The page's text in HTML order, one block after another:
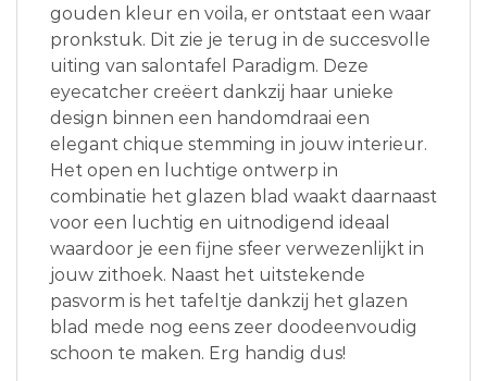
gouden kleur en voila, er ontstaat een waar
pronkstuk. Dit zie je terug in de succesvolle
uiting van salontafel Paradigm. Deze
eyecatcher creëert dankzij haar unieke
design binnen een handomdraai een
elegant chique stemming in jouw interieur.
Het open en luchtige ontwerp in
combinatie het glazen blad waakt daarnaast
voor een luchtig en uitnodigend ideaal
waardoor je een fijne sfeer verwezenlijkt in
jouw zithoek. Naast het uitstekende
pasvorm is het tafeltje dankzij het glazen
blad mede nog eens zeer doodeenvoudig
schoon te maken. Erg handig dus!